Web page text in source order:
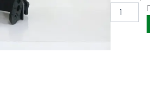
CON
VISOR
METALICO
REGULACION